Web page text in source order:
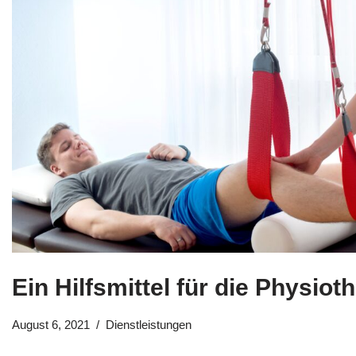
Ein Hilfsmittel für die
August 6, 2021 Dienstleistungen